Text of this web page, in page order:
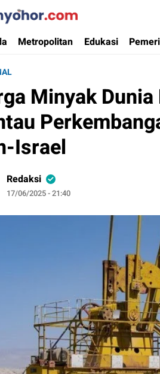
Ternyohor
Metropolitan Edukasi
Minyak
Israel
Redaksi
17/06/2025 - 21:40